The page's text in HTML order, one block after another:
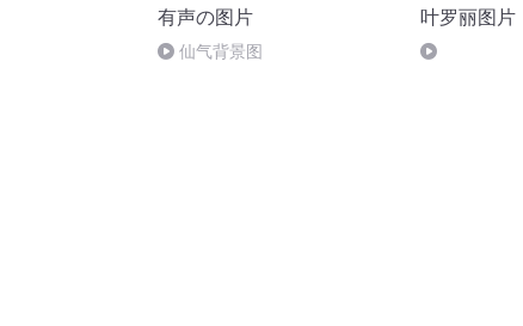
有声の图片
仙气背景图
叶罗丽图片